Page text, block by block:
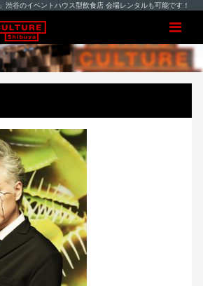
渋谷のイベントハウス型飲食店 会場レンタルも可能です！